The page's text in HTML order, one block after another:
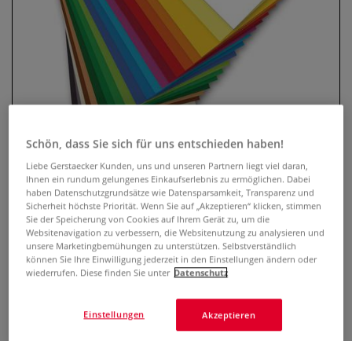
GERSTAECKER Tonpapier- und
Fotokarton-Sortiment
0 Bewertungen
g/qm oder Fotokarton 300 g/qm. Inhalt: 100 Bogen
Tonpapier (130 g/qm): je 5 Bogen in 20 Farben und 60
Schön, dass Sie sich für uns entschieden haben!
Liebe Gerstaecker Kunden, uns und unseren Partnern liegt viel daran,
Ihnen ein rundum gelungenes Einkaufserlebnis zu ermöglichen. Dabei
haben Datenschutzgrundsätze wie Datensparsamkeit, Transparenz und
Sicherheit höchste Priorität. Wenn Sie auf „Akzeptieren“ klicken, stimmen
Sie der Speicherung von Cookies auf Ihrem Gerät zu, um die
Websitenavigation zu verbessern, die Websitenutzung zu analysieren und
unsere Marketingbemühungen zu unterstützen. Selbstverständlich
können Sie Ihre Einwilligung jederzeit in den Einstellungen ändern oder
wiederrufen. Diese finden Sie unter Datenschutz
Akzeptieren
Einstellungen